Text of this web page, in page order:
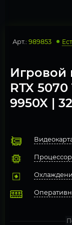
Арт.: 989853
Игровой
RTX
9950X |
Процессор